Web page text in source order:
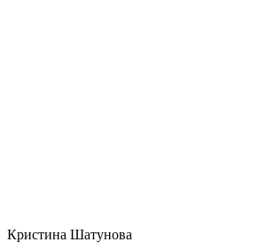
Кристина Шатунова